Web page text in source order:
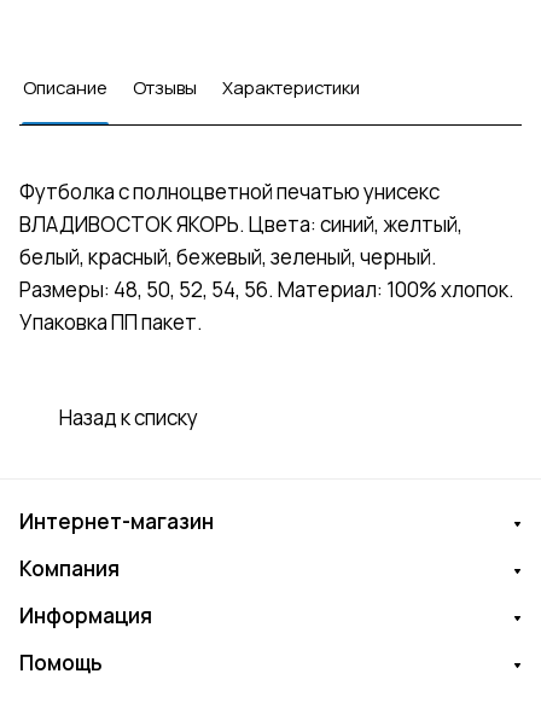
Описание Отзывы Характеристики
Футболка с полноцветной печатью унисекс
ВЛАДИВОСТОК ЯКОРЬ. Цвета: синий, желтый,
белый, красный, бежевый, зеленый, черный.
Размеры: 48, 50, 52, 54, 56. Материал: 100% хлопок.
Упаковка ПП пакет.
Назад к списку
Интернет-магазин
Компания
Информация
Помощь